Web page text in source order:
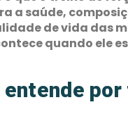
a saúde,
de vida das
quando ele
entende